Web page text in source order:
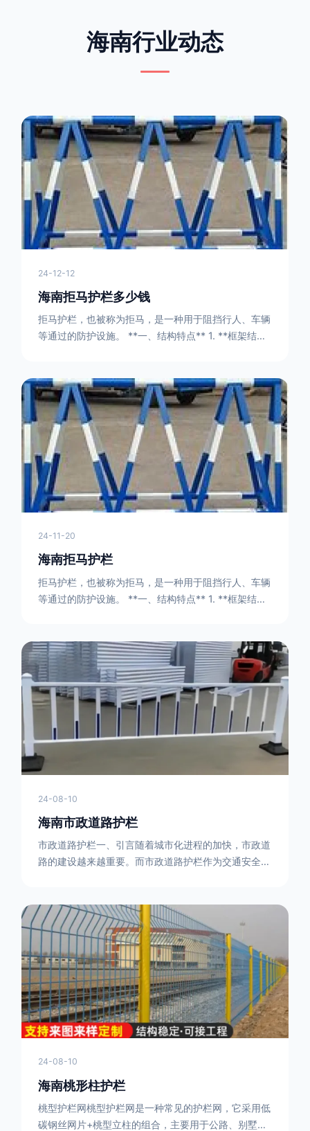
海南行业动态
24-12-12
海南拒马护栏多少钱
拒马护栏，也被称为拒马，是一种用于阻挡行人、车辆
等通过的防护设施。 **一、结构特点** 1. **框架结构
方形的框架组合。这些框架相互连接，形成一个稳定的
结构，能够承受一定的冲击力。例如，在一些临时交通
管制的现场，三角形框架的拒马护栏可以很方便地拼接
在一起，像一个个小的三角锥形状的结构单
24-11-20
海南拒马护栏
拒马护栏，也被称为拒马，是一种用于阻挡行人、车辆
等通过的防护设施。 **一、结构特点** 1. **框架结构
方形的框架组合。这些框架相互连接，形成一个稳定的
结构，能够承受一定的冲击力。例如，在一些临时交通
管制的现场，三角形框架的拒马护栏可以很方便地拼接
在一起，像一个个小的三角锥形状的结构单
24-08-10
海南市政道路护栏
市政道路护栏一、引言随着城市化进程的加快，市政道
路的建设越来越重要。而市政道路护栏作为交通安全的
的功能防护功能：市政道路护栏的主要功能是防止车辆
失控，保护行人安全。它可以有效地阻止因驾驶员疏忽
或车辆故障而导致的事故发生，减少交通事故的发生
率。隔离功能：市政道路护栏可以将道路与人行道、绿
化带等隔离开来，避
24-08-10
海南桃形柱护栏
桃型护栏网桃型护栏网是一种常见的护栏网，它采用低
碳钢丝网片+桃型立柱的组合，主要用于公路、别墅小